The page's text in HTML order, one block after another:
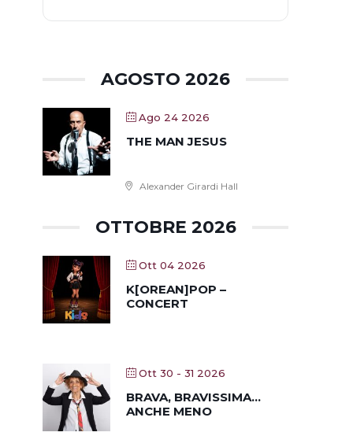
AGOSTO 2026
Ago 24 2026
THE MAN JESUS
Alexander Girardi Hall
OTTOBRE 2026
Ott 04 2026
K[OREAN]POP –
CONCERT
Ott 30 - 31 2026
BRAVA, BRAVISSIMA…
ANCHE MENO